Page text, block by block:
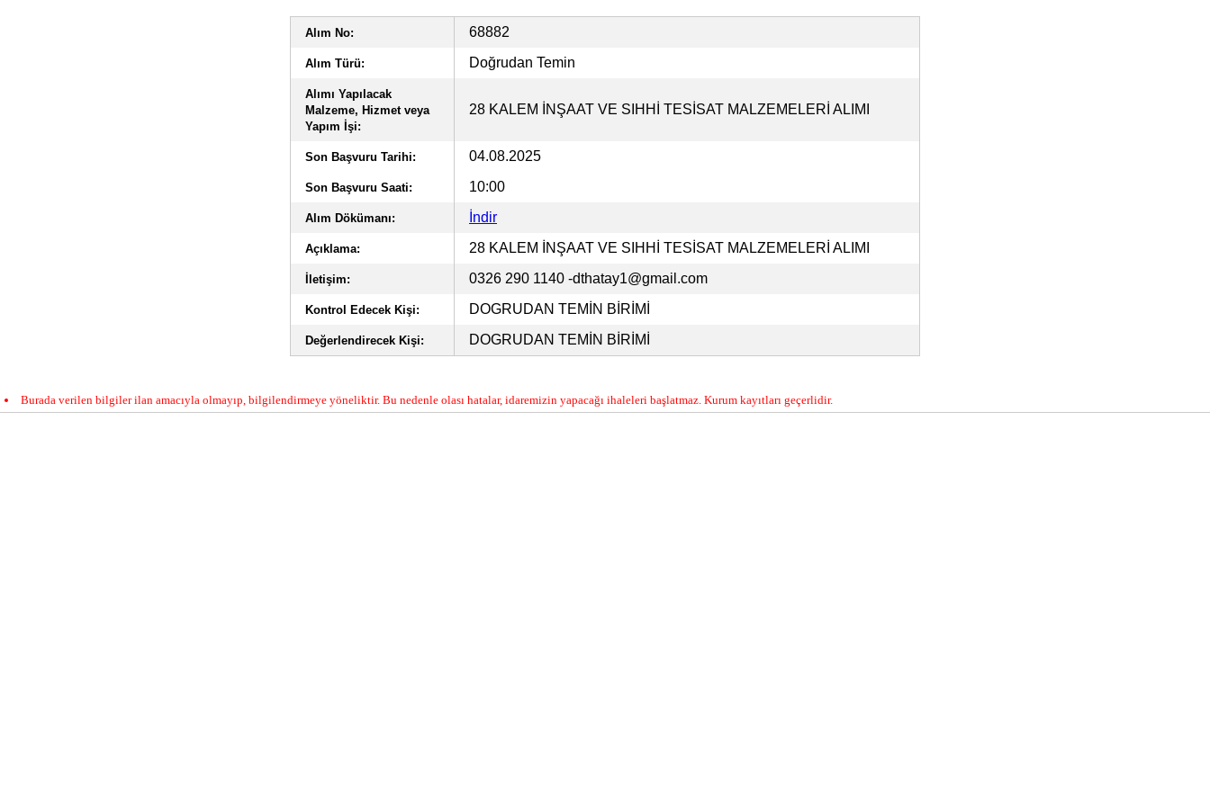
Alım No: 68882
Alım Türü: Doğrudan Temin
Alımı Yapılacak
Malzeme, Hizmet veya
Yapım İşi:
28 KALEM İNŞAAT VE SIHHİ TESİSAT MALZEMELERİ ALIMI
Son Başvuru Tarihi: 04.08.2025
Son Başvuru Saati: 10:00
Alım Dökümanı: İndir
Açıklama: 28 KALEM İNŞAAT VE SIHHİ TESİSAT MALZEMELERİ ALIMI
İletişim: 0326 290 1140 -dthatay1@gmail.com
Kontrol Edecek Kişi: DOGRUDAN TEMİN BİRİMİ
Değerlendirecek Kişi: DOGRUDAN TEMİN BİRİMİ
Burada verilen bilgiler ilan amacıyla olmayıp, bilgilendirmeye yöneliktir. Bu nedenle olası hatalar, idaremizin yapacağı ihaleleri başlatmaz. Kurum kayıtları geçerlidir.